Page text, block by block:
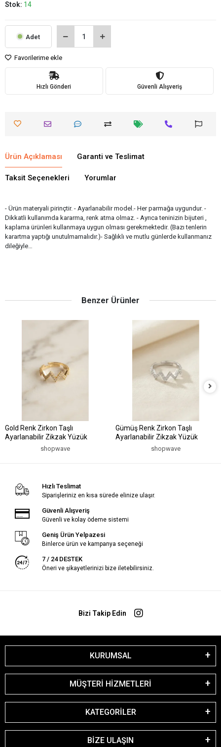
Stok: 14
Adet
Favorilerime ekle
Hızlı Gönderi Güvenli Alışveriş
Ürün Açıklaması Garanti ve Teslimat
Taksit Seçenekleri Yorumlar
- Ürün materyali pirinçtir. - Ayarlanabilir model.- Her parmağa uygundur. -
Dikkatli kullanımda kararma, renk atma olmaz. - Ayrıca teninizin bijuteri ,
kaplama ürünleri kullanmaya uygun olması gerekmektedir. (Bazı tenlerin
karartma yaptığı unutulmamalıdır.)- Sağlıklı ve mutlu günlerde kullanmanız
dileğiyle…
Benzer Ürünler
Gold Renk Zirkon Taşlı
Ayarlanabilir Zikzak Yüzük
shopwave
Gümüş Renk Zirkon Taşlı
Ayarlanabilir Zikzak Yüzük
shopwave
Hızlı Teslimat
Siparişleriniz en kısa sürede elinize ulaşır.
Güvenli Alışveriş
Güvenli ve kolay ödeme sistemi
Geniş Ürün Yelpazesi
Binlerce ürün ve kampanya seçeneği
7 / 24 DESTEK
Öneri ve şikayetlerinizi bize iletebilirsiniz.
Bizi Takip Edin
KURUMSAL
MÜŞTERİ HİZMETLERİ
KATEGORİLER
BİZE ULAŞIN